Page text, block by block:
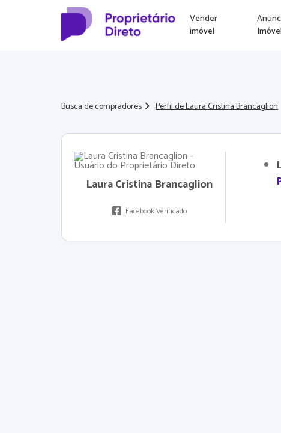
Vender
imóvel
Imóvel
Busca de compradores Perfil de Laura Cristina Brancaglion
Laura Cristina Brancaglion
Facebook Verificado